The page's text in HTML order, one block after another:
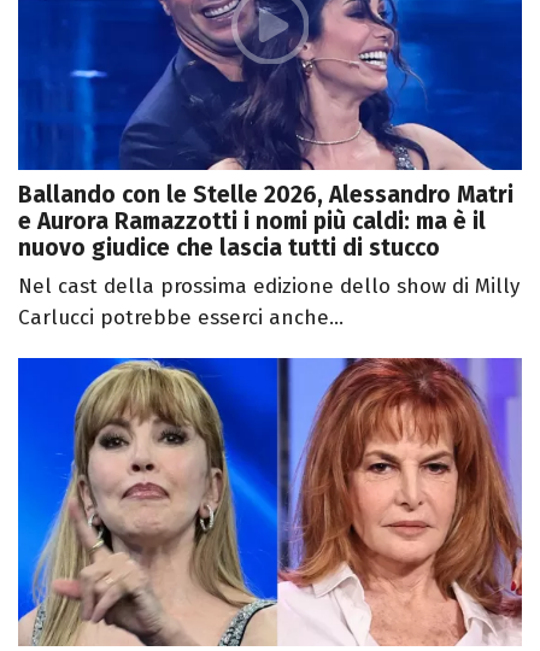
Ballando con le Stelle 2026, Alessandro Matri
e Aurora Ramazzotti i nomi più caldi: ma è il
nuovo giudice che lascia tutti di stucco
Nel cast della prossima edizione dello show di Milly
Carlucci potrebbe esserci anche...